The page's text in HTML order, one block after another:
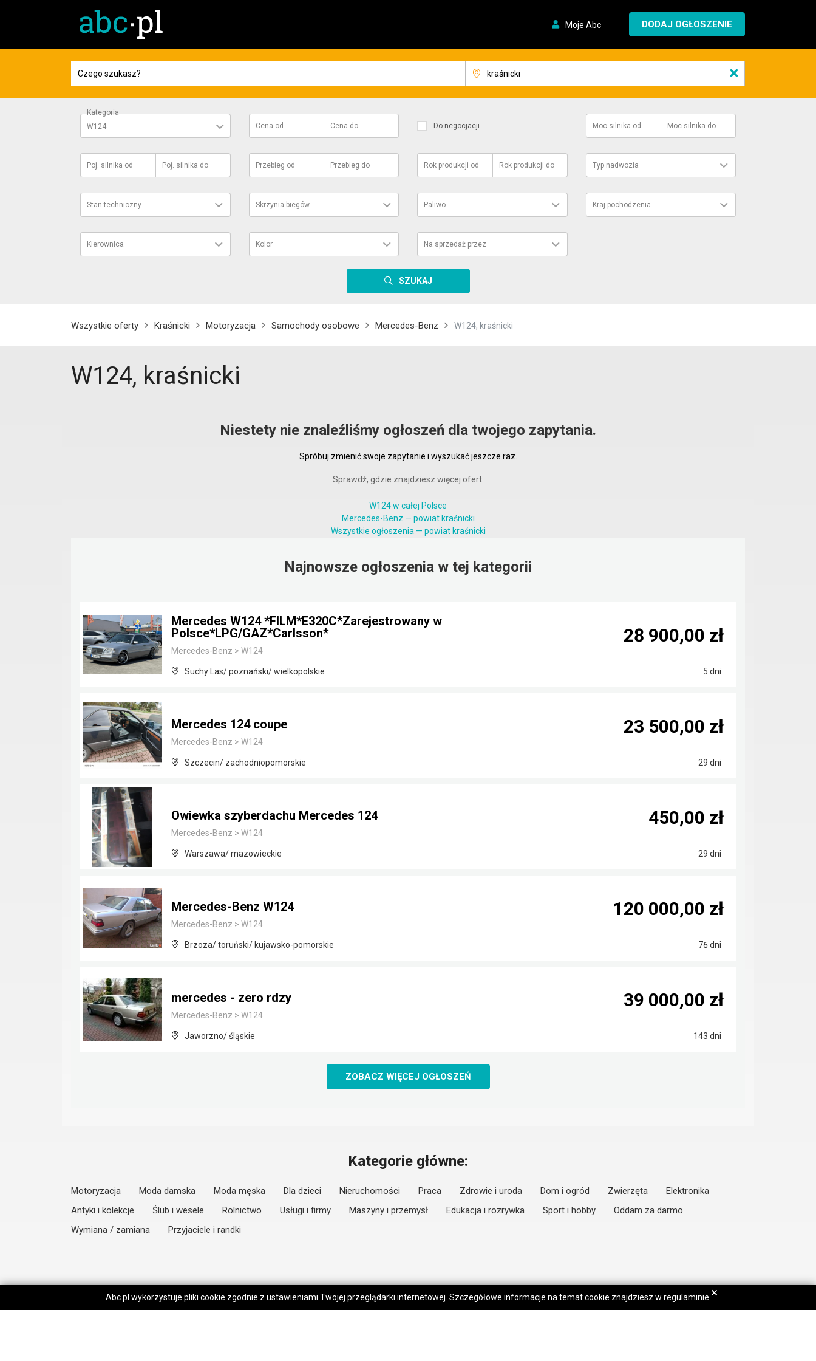
Moje Abc DODAJ OGŁOSZENIE
×
Kategoria
W124
Cena od Cena do Do negocjacji Moc silnika od Moc silnika do
Poj. silnika od Poj. silnika do Przebieg od Przebieg do Rok produkcji od Rok produkcji do Typ nadwozia
Stan techniczny Skrzynia biegów Paliwo Kraj pochodzenia
Kierownica Kolor Na sprzedaż przez
SZUKAJ
Wszystkie oferty Kraśnicki Motoryzacja Samochody osobowe Mercedes-Benz W124, kraśnicki
W124, kraśnicki
Niestety nie znaleźliśmy ogłoszeń dla twojego zapytania.
Spróbuj zmienić swoje zapytanie i wyszukać jeszcze raz.
Sprawdź, gdzie znajdziesz więcej ofert:
W124 w całej Polsce
Mercedes-Benz — powiat kraśnicki
Wszystkie ogłoszenia — powiat kraśnicki
Najnowsze ogłoszenia w tej kategorii
Mercedes W124 *FILM*E320C*Zarejestrowany w
Polsce*LPG/GAZ*Carlsson*
Mercedes-Benz > W124
Suchy Las/ poznański/ wielkopolskie 5 dni
28 900,00 zł
Mercedes 124 coupe
Mercedes-Benz > W124
Szczecin/ zachodniopomorskie 29 dni
23 500,00 zł
Owiewka szyberdachu Mercedes 124
Mercedes-Benz > W124
Warszawa/ mazowieckie 29 dni
450,00 zł
Mercedes-Benz W124
Mercedes-Benz > W124
Brzoza/ toruński/ kujawsko-pomorskie 76 dni
120 000,00 zł
mercedes - zero rdzy
Mercedes-Benz > W124
Jaworzno/ śląskie 143 dni
39 000,00 zł
ZOBACZ WIĘCEJ OGŁOSZEŃ
Kategorie główne:
Motoryzacja Moda damska Moda męska Dla dzieci Nieruchomości Praca Zdrowie i uroda Dom i ogród Zwierzęta
Elektronika
Antyki i kolekcje
Ślub i wesele Rolnictwo Usługi i firmy Maszyny i przemysł Edukacja i rozrywka Sport i hobby
Oddam za darmo
Wymiana / zamiana
Przyjaciele i randki
Abc.pl wykorzystuje pliki cookie zgodnie z ustawieniami Twojej przeglądarki internetowej. Szczegółowe informacje na temat cookie znajdziesz w regulaminie. ×